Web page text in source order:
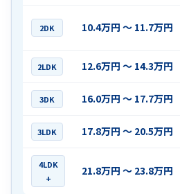
2DK 10.4万円 〜 11.7万円
2LDK 12.6万円 〜 14.3万円
3DK 16.0万円 〜 17.7万円
3LDK 17.8万円 〜 20.5万円
4LDK
+
21.8万円 〜 23.8万円